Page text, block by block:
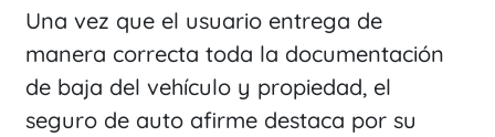
Una vez que el usuario entrega de
manera correcta toda la documentación
de baja del vehículo y propiedad, el
seguro de auto afirme destaca por su